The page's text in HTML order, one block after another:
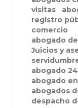
visitas
registro
comercio
abogado
Juicios y
abogado
abogado
abogados
despacho